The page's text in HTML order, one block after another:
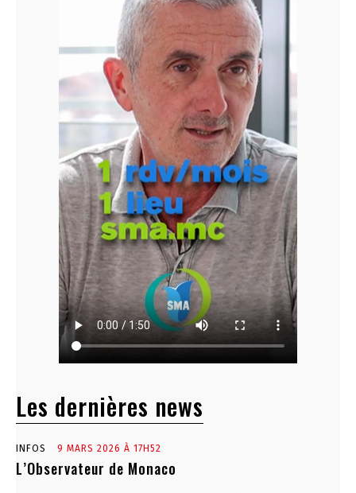
Les dernières news
INFOS 9 MARS 2026 À 17H52
L’Observateur de Monaco